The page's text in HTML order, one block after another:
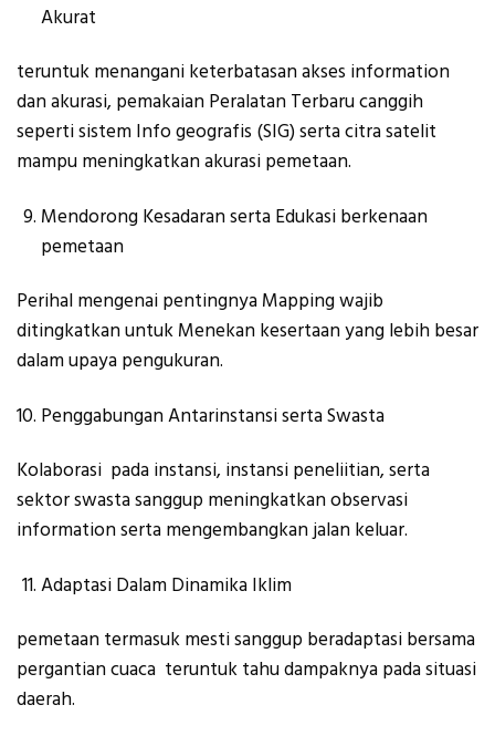
Akurat
teruntuk menangani keterbatasan akses information
dan akurasi, pemakaian Peralatan Terbaru canggih
seperti sistem Info geografis (SIG) serta citra satelit
mampu meningkatkan akurasi pemetaan.
Mendorong Kesadaran serta Edukasi berkenaan
pemetaan
Perihal mengenai pentingnya Mapping wajib
ditingkatkan untuk Menekan kesertaan yang lebih besar
dalam upaya pengukuran.
Penggabungan Antarinstansi serta Swasta
Kolaborasi pada instansi, instansi peneliitian, serta
sektor swasta sanggup meningkatkan observasi
information serta mengembangkan jalan keluar.
Adaptasi Dalam Dinamika Iklim
pemetaan termasuk mesti sanggup beradaptasi bersama
pergantian cuaca teruntuk tahu dampaknya pada situasi
daerah.